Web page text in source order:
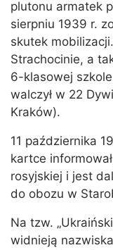
plutonu armatek
sierpniu 1939 r.
skutek
Strachocinie, a
6-klasowej
walczył w 22
Kraków).
11 października
kartce
rosyjskiej i jest
do obozu w
Na tzw.
widnieją